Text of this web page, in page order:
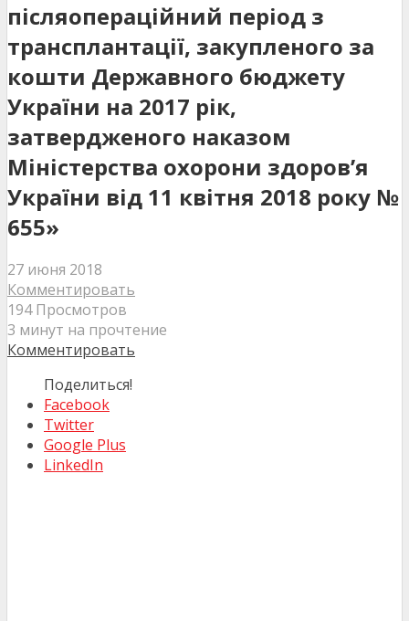
післяопераційний період з
трансплантації, закупленого за
кошти Державного бюджету
України на 2017 рік,
затвердженого наказом
Міністерства охорони здоров’я
України від 11 квітня 2018 року №
655»
27 июня 2018
Комментировать
194 Просмотров
3 минут на прочтение
Комментировать
Поделиться!
Facebook
Twitter
Google Plus
LinkedIn